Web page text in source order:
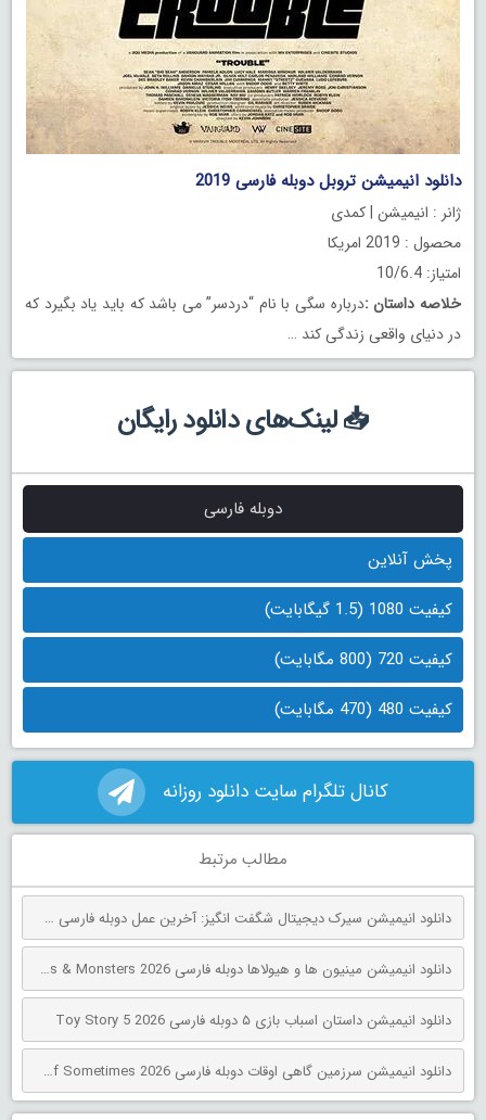
دانلود انیمیشن تروبل دوبله فارسی 2019
ژانر : انیمیشن | کمدی
محصول : 2019 امریکا
امتیاز: 10/6.4
خلاصه داستان :درباره سگی با نام “دردسر” می باشد که باید یاد بگیرد که
در دنیای واقعی زندگی کند …
📥 لینک‌های دانلود رایگان
دوبله فارسی
پخش آنلاین
کیفیت 1080 (1.5 گیگابایت)
کیفیت 720 (800 مگابایت)
کیفیت 480 (470 مگابایت)
کانال تلگرام سایت دانلود روزانه
مطالب مرتبط
دانلود انیمیشن سیرک دیجیتال شگفت انگیز: آخرین عمل دوبله فارسی The Amazing Digital Circus: The Last Act 2026
دانلود انیمیشن مینیون‌ ها و هیولاها دوبله فارسی Minions & Monsters 2026
دانلود انیمیشن داستان اسباب بازی ۵ دوبله فارسی Toy Story 5 2026
دانلود انیمیشن سرزمین گاهی اوقات دوبله فارسی The Land of Sometimes 2026